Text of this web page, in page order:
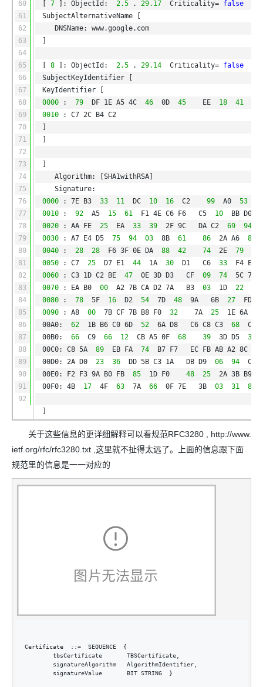
60
61
62
63
64
65
66
67
68
69
70
71
72
73
74
75
76
77
78
79
80
81
82
83
84
85
86
87
88
89
90
91
92
7 ]: ObjectId: 2.5 . 29.17 Criticality= false
SubjectAlternativeName [
DNSName: www.google.com
8 ]: ObjectId: 2.5 . 29.14 Criticality= false
SubjectKeyIdentifier [
KeyIdentifier [
0000
: 79 DF 1E A5 4C 46 0D 45 EE 18 41
0010
: C7 2C B4 C2
Algorithm: [SHA1withRSA]
Signature:
0000
: 7E B3 33 11 DC 10 16 C2 99 A0 53
0010
: 92 A5 15 61 F1 4E C6 F6   C5 10
BB D0
0020
: AA FE 25 EA 33 39 2F 9C   DA C2 69 94
0030
: A7 E4 D5 75 94 03 8B 61 86 2A A6
82
0040
: 28 28 F6 3F 0E DA 88 42 74 2E 79
0050
: C7 25 D7 E1 44 1A 30 D1   C6 33
F4 E4
0060
: C3 1D C2 BE 47 0E 3D D3   CF 09 74
5C 7F
0070
: EA B0 00 A2 7B CA D2 7A   B3 03 1D 22
0080
: 78 5F 16 D2 54 7D 48 9A   6B 27
FD
0090
: A8 00 7B CF 7B B8 F0 32 7A 25
1E 6A
00A0:
62 1B B6 C0 6D 52 6A D8   C6 C8 C3 68
C8
00B0:
66 C9 66 12 CB A5 0F 68 39 3D D5
32
00C0: C8 5A
89 EB FA 74 B7 F7   EC FB AB A2 8C
00D0: 2A D0
23 36 DD 5B C3 1A   DB D9 06 94
C0
00E0: F2 F3 9A B0 FB
85 1D F0 48 25
2A 3B B9
00F0: 4B
17 4F 63 7A 66 0F 7E   3B 03 31 81
关于这些信息的更详细解释可以看规范RFC3280 , http://www.
ietf.org/rfc/rfc3280.txt ,这里就不扯得太远了。上面的信息跟下面
规范里的信息是一一对应的
Certificate  ::=
  SEQUENCE  {
        tbsCertificate       TBSCertificate
        signatureAlgorithm   AlgorithmIdentifier
        signatureValue       BIT STRING  }